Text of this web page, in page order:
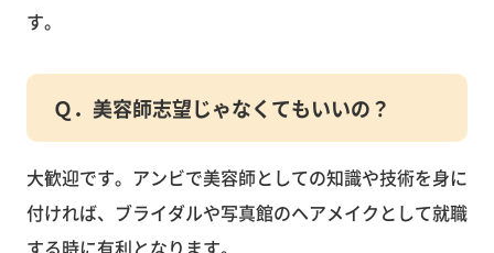
す。
Ｑ．美容師志望じゃなくてもいいの？
大歓迎です。アンビで美容師としての知識や技術を身に
付ければ、ブライダルや写真館のヘアメイクとして就職
する時に有利となります。